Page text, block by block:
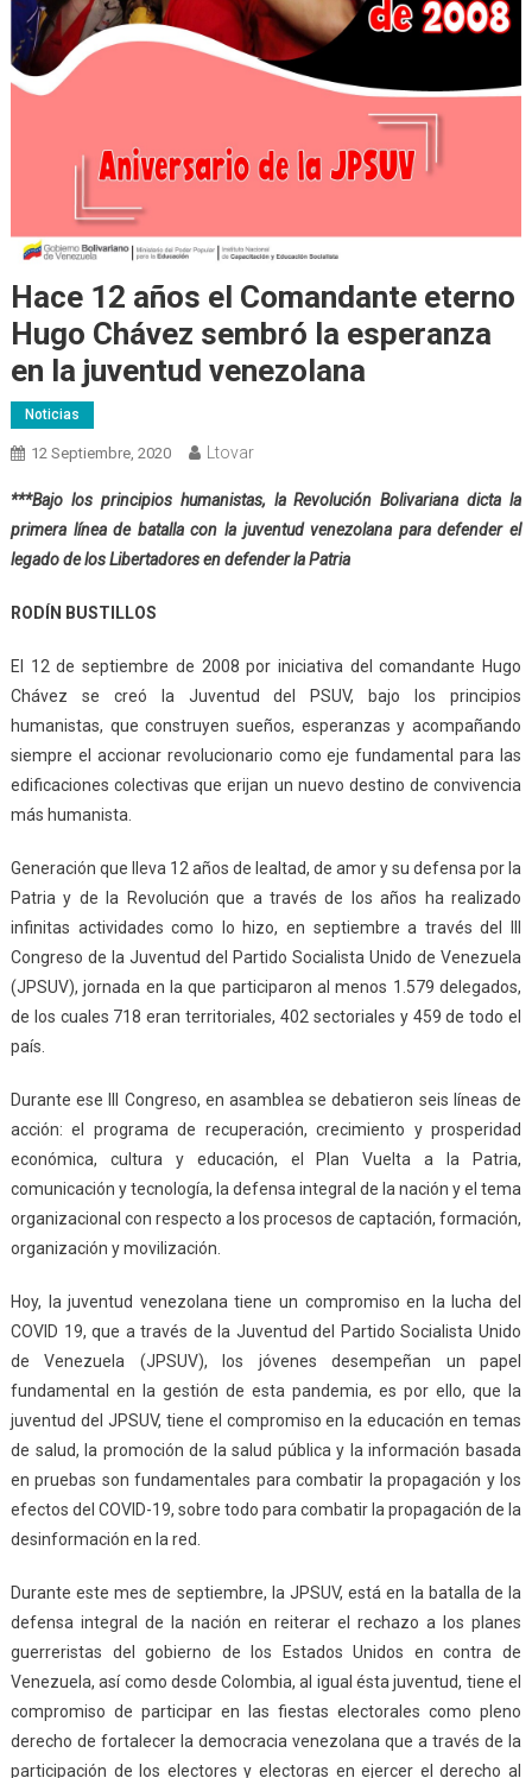
Hace 12 años el Comandante eterno
Hugo Chávez sembró la esperanza
en la juventud venezolana
Noticias
12 Septiembre, 2020 Ltovar
***Bajo los principios humanistas, la Revolución Bolivariana dicta la
primera línea de batalla con la juventud venezolana para defender el
legado de los Libertadores en defender la Patria
RODÍN BUSTILLOS
El 12 de septiembre de 2008 por iniciativa del comandante Hugo
Chávez se creó la Juventud del PSUV, bajo los principios
humanistas, que construyen sueños, esperanzas y acompañando
siempre el accionar revolucionario como eje fundamental para las
edificaciones colectivas que erijan un nuevo destino de convivencia
más humanista.
Generación que lleva 12 años de lealtad, de amor y su defensa por la
Patria y de la Revolución que a través de los años ha realizado
infinitas actividades como lo hizo, en septiembre a través del III
Congreso de la Juventud del Partido Socialista Unido de Venezuela
(JPSUV), jornada en la que participaron al menos 1.579 delegados,
de los cuales 718 eran territoriales, 402 sectoriales y 459 de todo el
país.
Durante ese III Congreso, en asamblea se debatieron seis líneas de
acción: el programa de recuperación, crecimiento y prosperidad
económica, cultura y educación, el Plan Vuelta a la Patria,
comunicación y tecnología, la defensa integral de la nación y el tema
organizacional con respecto a los procesos de captación, formación,
organización y movilización.
Hoy, la juventud venezolana tiene un compromiso en la lucha del
COVID 19, que a través de la Juventud del Partido Socialista Unido
de Venezuela (JPSUV), los jóvenes desempeñan un papel
fundamental en la gestión de esta pandemia, es por ello, que la
juventud del JPSUV, tiene el compromiso en la educación en temas
de salud, la promoción de la salud pública y la información basada
en pruebas son fundamentales para combatir la propagación y los
efectos del COVID-19, sobre todo para combatir la propagación de la
desinformación en la red.
Durante este mes de septiembre, la JPSUV, está en la batalla de la
defensa integral de la nación en reiterar el rechazo a los planes
guerreristas del gobierno de los Estados Unidos en contra de
Venezuela, así como desde Colombia, al igual ésta juventud, tiene el
compromiso de participar en las fiestas electorales como pleno
derecho de fortalecer la democracia venezolana que a través de la
participación de los electores y electoras en ejercer el derecho al